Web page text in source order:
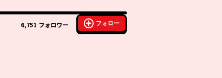
6,751 フォロワー フォロー